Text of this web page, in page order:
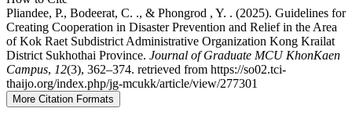
Pliandee, P., Bodeerat, C. ., & Phongrod , Y. . (2025). Guidelines for
Creating Cooperation in Disaster Prevention and Relief in the Area
of Kok Raet Subdistrict Administrative Organization Kong Krailat
District Sukhothai Province. Journal of Graduate MCU KhonKaen
Campus, 12(3), 362–374. retrieved from https://so02.tci-
thaijo.org/index.php/jg-mcukk/article/view/277301
More Citation Formats